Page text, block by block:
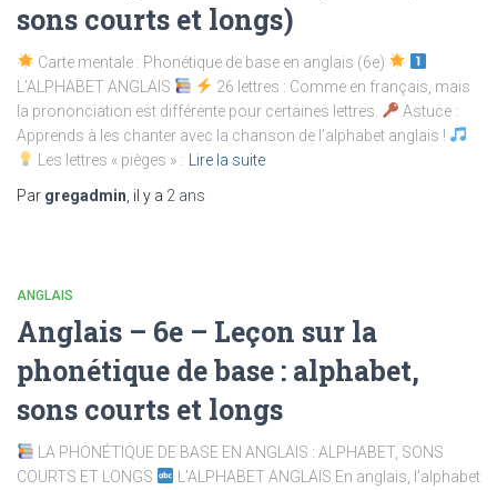
sons courts et longs)
Carte mentale : Phonétique de base en anglais (6e)
L’ALPHABET ANGLAIS
26 lettres : Comme en français, mais
la prononciation est différente pour certaines lettres.
Astuce :
Apprends à les chanter avec la chanson de l’alphabet anglais !
Les lettres « pièges » :
Lire la suite
Par gregadmin , il y a 2 ans
ANGLAIS
Anglais – 6e – Leçon sur la
phonétique de base : alphabet,
sons courts et longs
LA PHONÉTIQUE DE BASE EN ANGLAIS : ALPHABET, SONS
COURTS ET LONGS
L’ALPHABET ANGLAIS En anglais, l’alphabet